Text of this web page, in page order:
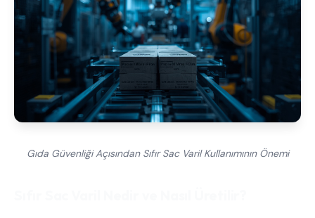
Gıda Güvenliği Açısından Sıfır Sac Varil Kullanımının Önemi